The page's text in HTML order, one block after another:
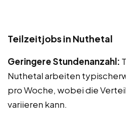
Teilzeitjobs in Nuthetal
Geringere Stundenanzahl:
Nuthetal arbeiten
pro Woche, wobei die
variieren kann.